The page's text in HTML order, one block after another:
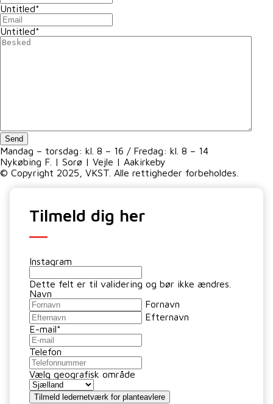
Untitled*
Untitled*
Mandag – torsdag: kl. 8 – 16 / Fredag: kl. 8 – 14
Nykøbing F. | Sorø | Vejle | Aakirkeby
© Copyright 2025, VKST. Alle rettigheder forbeholdes.
Tilmeld dig her
Instagram
Dette felt er til validering og bør ikke ændres.
Navn
Fornavn
Efternavn
E-mail*
Telefon
Vælg geografisk område